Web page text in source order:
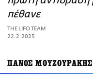
ΑΜΠΑ
PRINT
πέθανε
THE LIFO TEAM
22.2.2025
ΠΑΝΟΣ ΜΟΥΖΟΥΡΑΚΗΣ